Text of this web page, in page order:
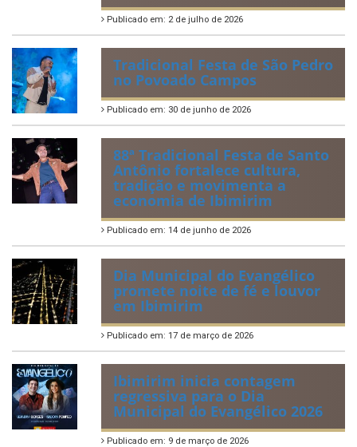
Publicado em: 2 de julho de 2026
Tradicional Festa de São Pedro
no Povoado Campos
Publicado em: 30 de junho de 2026
88ª Tradicional Festa de Santo
Antônio fortalece cultura,
tradição e movimenta a
economia de Ibimirim
Publicado em: 14 de junho de 2026
Dia Municipal do Evangélico
promete noite de fé e louvor
em Ibimirim
Publicado em: 17 de março de 2026
Ibimirim inicia contagem
regressiva para o Dia
Municipal do Evangélico 2026
Publicado em: 9 de março de 2026